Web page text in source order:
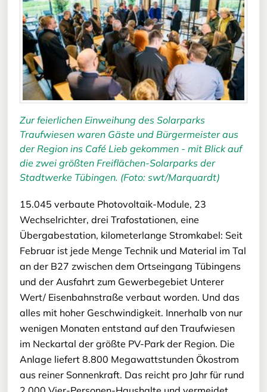
Zur feierlichen Einweihung des Solarparks
Traufwiesen waren Gäste und Bürgermeister aus
der Region ins Café Lieb gekommen - mit Blick auf
die zwei größten Freiflächen-Solarparks der
Stadtwerke Tübingen. (Foto: swt/Marquardt)
15.045 verbaute Photovoltaik-Module, 23
Wechselrichter, drei Trafostationen, eine
Übergabestation, kilometerlange Stromkabel: Seit
Februar ist jede Menge Technik und Material im Tal
an der B27 zwischen dem Ortseingang Tübingens
und der Ausfahrt zum Gewerbegebiet Unterer
Wert/ Eisenbahnstraße verbaut worden. Und das
alles mit hoher Geschwindigkeit. Innerhalb von nur
wenigen Monaten entstand auf den Traufwiesen
im Neckartal der größte PV-Park der Region. Die
Anlage liefert 8.800 Megawattstunden Ökostrom
aus reiner Sonnenkraft. Das reicht pro Jahr für rund